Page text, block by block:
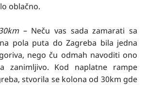
oblačno.
– Neču vas sada zamarati sa
pola puta do Zagreba bila jedna
nego ču odmah navoditi ono
zanimljivo. Kod naplatne rampe
stvorila se kolona od 30km gde